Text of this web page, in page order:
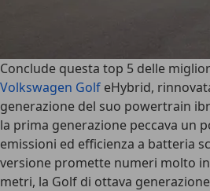
Conclude questa top 5 delle
Volkswagen Golf eHybrid,
generazione del suo powertrain
la prima generazione peccava un
emissioni ed efficienza a batteria
versione promette numeri molto
metri, la Golf di ottava